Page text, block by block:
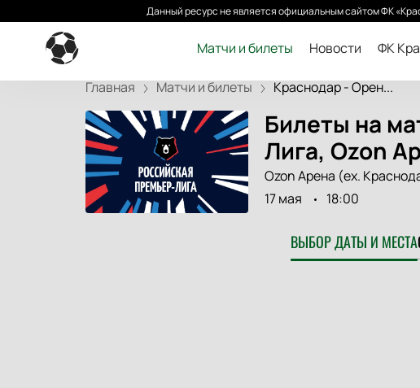
Данный ресурс не является официальным сайтом ФК
Матчи и билеты Новости ФК
Главная Матчи и билеты Краснодар - Орен...
Билеты на
Лига, Ozon
Ozon Арена (ex.
17 мая
18:00
ВЫБОР ДАТЫ И МЕСТА